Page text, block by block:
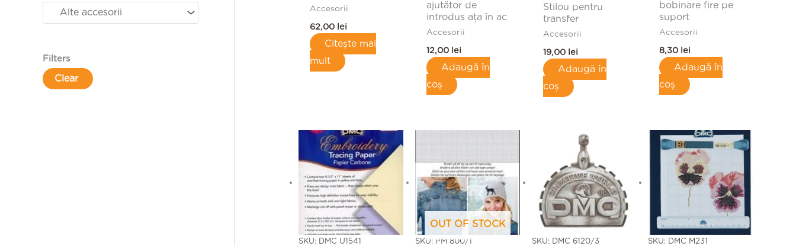
Filters
Clear
Accesorii
62,00 lei
Citește mai
mult
ajutător de
introdus ața în ac
Accesorii
12,00 lei
Adaugă în
coș
Stilou pentru
transfer
Accesorii
19,00 lei
Adaugă în
coș
bobinare fire pe
suport
Accesorii
8,30 lei
Adaugă în
coș
SKU: DMC U1541
OUT OF STOCK
SKU: PM 800/1 SKU: DMC 6120/3 SKU: DMC M231